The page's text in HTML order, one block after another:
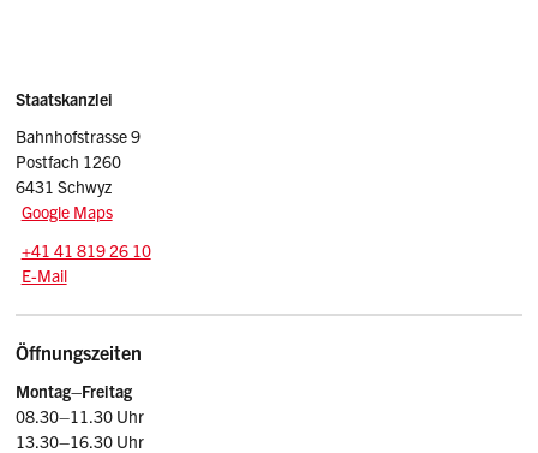
Sidebar
Adresse
Staatskanzlei
Bahnhofstrasse 9
Postfach 1260
6431 Schwyz
Google Maps
Tel.:
+41 41 819 26 10
E-Mail: wahlen
E-Mail
Öffnungszeiten
Montag–Freitag
08.30–11.30 Uhr
13.30–16.30 Uhr